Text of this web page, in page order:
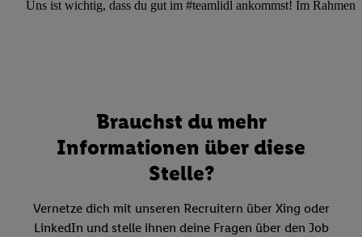
Uns ist wichtig, dass du gut im #teamlidl ankommst! Im Rahmen
Brauchst du mehr
Informationen über diese
Stelle?
Vernetze dich mit unseren Recruitern über Xing oder
LinkedIn und stelle ihnen deine Fragen über den Job